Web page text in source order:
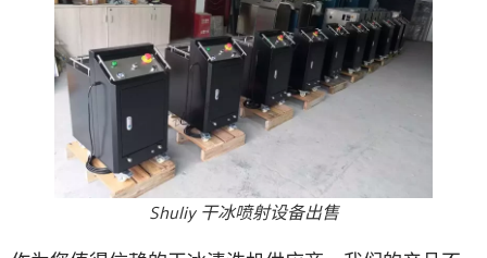
Shuliy 干冰喷射设备出售